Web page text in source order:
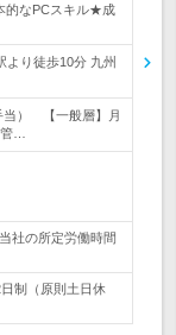
的なPCスキル★成
より徒歩10分 九州
当） 【一般層】月
…
社の所定労働時間
制（原則土日休